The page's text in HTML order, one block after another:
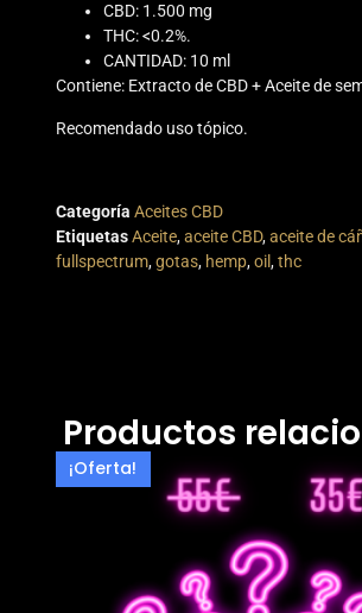
CBD: 1.500 mg
THC: <0.2%.
CANTIDAD: 10 ml
Contiene: Extracto de CBD + Aceite de
Recomendado uso tópico.
Categoría Aceites CBD
Etiquetas Aceite,aceite CBD,aceite de
fullspectrum,gotas, hemp,oil,thc
Productos
¡Oferta!